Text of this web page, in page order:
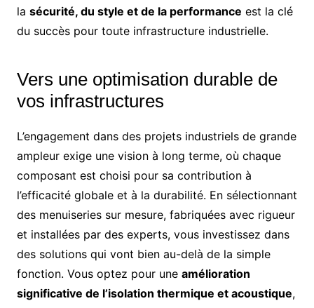
la sécurité, du style et de la performance est la clé
du succès pour toute infrastructure industrielle.
Vers une optimisation durable de
vos infrastructures
L’engagement dans des projets industriels de grande
ampleur exige une vision à long terme, où chaque
composant est choisi pour sa contribution à
l’efficacité globale et à la durabilité. En sélectionnant
des menuiseries sur mesure, fabriquées avec rigueur
et installées par des experts, vous investissez dans
des solutions qui vont bien au-delà de la simple
fonction. Vous optez pour une amélioration
significative de l’isolation thermique et acoustique,